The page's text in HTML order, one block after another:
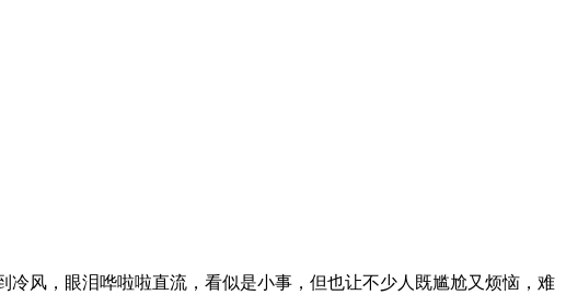
风，眼泪哗啦啦直流，看似是小事，但也让不少人既尴尬又烦恼，难